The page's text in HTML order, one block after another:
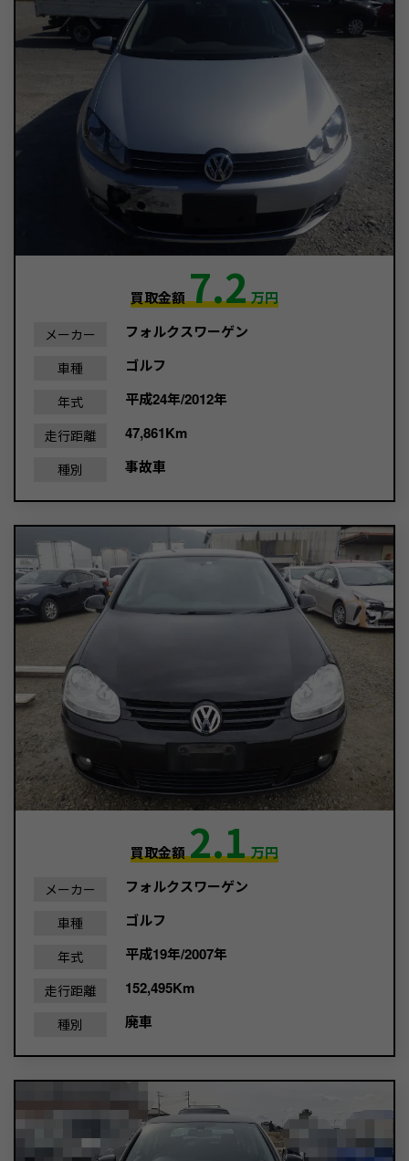
買取金額7.2万円
メーカー フォルクスワーゲン
車種 ゴルフ
年式 平成24年/2012年
走行距離 47,861Km
種別 事故車
買取金額2.1万円
メーカー フォルクスワーゲン
車種 ゴルフ
年式 平成19年/2007年
走行距離 152,495Km
種別 廃車